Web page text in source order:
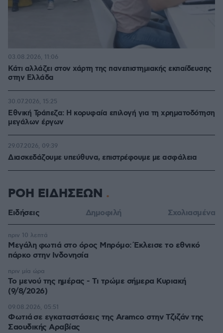
Κάτι αλλάζει στον χάρτη της πανεπιστημιακής εκπαίδευσης
στην Ελλάδα
03.08.2026, 11:06
Εθνική Τράπεζα: Η κορυφαία επιλογή για τη χρηματοδότηση
μεγάλων έργων
30.07.2026, 15:25
Διασκεδάζουμε υπεύθυνα, επιστρέφουμε με ασφάλεια
29.07.2026, 09:39
ΡΟΗ ΕΙΔΗΣΕΩΝ
Ειδήσεις Δημοφιλή Σχολιασμένα
Μεγάλη φωτιά στο όρος Μπρόμο: Έκλεισε το εθνικό
πάρκο στην Ινδονησία
πριν 10 λεπτά
Το μενού της ημέρας - Τι τρώμε σήμερα Κυριακή
(9/8/2026)
πριν μία ώρα
Φωτιά σε εγκαταστάσεις της Aramco στην Τζιζάν της
Σαουδικής Αραβίας
09.08.2026, 05:51